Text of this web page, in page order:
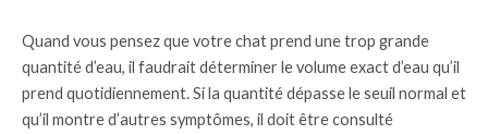
Quand vous pensez que votre chat prend une trop grande
quantité d’eau, il faudrait déterminer le volume exact d’eau qu’il
prend quotidiennement. Si la quantité dépasse le seuil normal et
qu’il montre d’autres symptômes, il doit être consulté